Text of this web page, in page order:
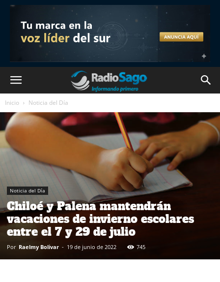
Inicio Noticia del Día
Noticia del Día
Chiloé y Palena mantendrán
vacaciones de invierno escolares
entre el 7 y 29 de julio
Por Raelmy Bolivar - 19 de junio de 2022 745